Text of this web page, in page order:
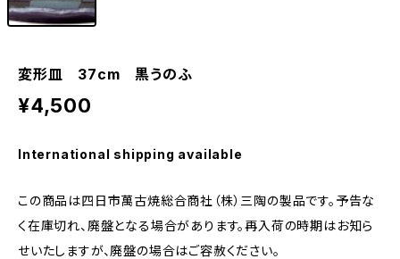
変形皿 37cm 黒うのふ
¥4,500
International shipping available
この商品は四日市萬古焼総合商社（株）三陶の製品です。予告な
く在庫切れ、廃盤となる場合があります。再入荷の時期はお知ら
せいたしますが、廃盤の場合はご容赦ください。